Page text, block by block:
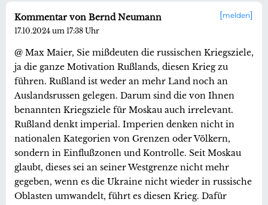
melden
Kommentar von Bernd Neumann
17.10.2024 um 17:38 Uhr
@ Max Maier, Sie mißdeuten die russischen Kriegsziele,
ja die ganze Motivation Rußlands, diesen Krieg zu
führen. Rußland ist weder an mehr Land noch an
Auslandsrussen gelegen. Darum sind die von Ihnen
benannten Kriegsziele für Moskau auch irrelevant.
Rußland denkt imperial. Imperien denken nicht in
nationalen Kategorien von Grenzen oder Völkern,
sondern in Einflußzonen und Kontrolle. Seit Moskau
glaubt, dieses sei an seiner Westgrenze nicht mehr
gegeben, wenn es die Ukraine nicht wieder in russische
Oblasten umwandelt, führt es diesen Krieg. Dafür